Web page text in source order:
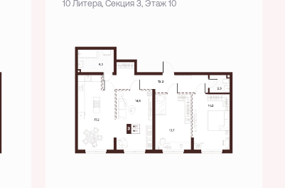
10 Литера, Секция 3, Этаж 10